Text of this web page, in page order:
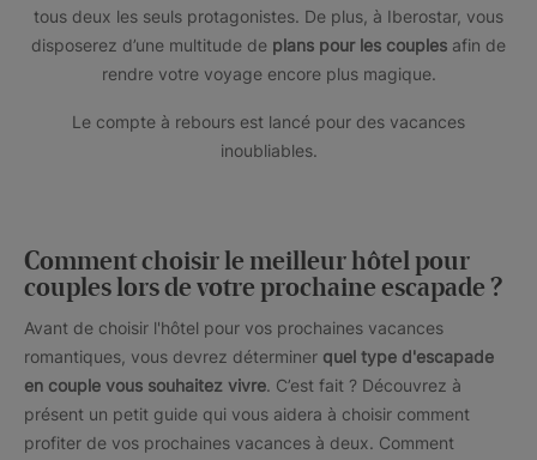
tous deux les seuls protagonistes. De plus, à Iberostar, vous
disposerez d’une multitude de plans pour les couples afin de
rendre votre voyage encore plus magique.
Le compte à rebours est lancé pour des vacances
inoubliables.
Comment choisir le meilleur hôtel pour
couples lors de votre prochaine escapade ?
Avant de choisir l'hôtel pour vos prochaines vacances
romantiques, vous devrez déterminer quel type d'escapade
en couple vous souhaitez vivre. C’est fait ? Découvrez à
présent un petit guide qui vous aidera à choisir comment
profiter de vos prochaines vacances à deux. Comment